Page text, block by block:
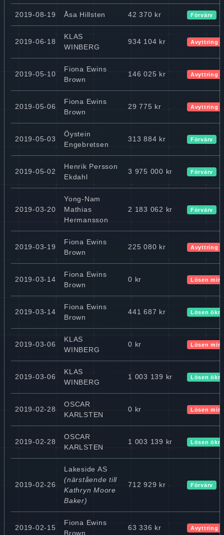
2019-08-19 Åsa Hillsten 42 370 kr Förvärv
2019-06-18
KLAS
WINBERG
934 104 kr Avyttring
2019-05-10
Fiona Ewins
Brown
146 025 kr Avyttring
2019-05-06
Fiona Ewins
Brown
29 775 kr Avyttring
2019-05-03
Öystein
Engebretsen
313 884 kr Förvärv
2019-05-02
Henrik Persson
Ekdahl
3 975 000 kr Förvärv
2019-03-20
Yong-Nam
Mathias
Hermansson
2 183 062 kr Förvärv
2019-03-19
Fiona Ewins
Brown
225 080 kr Avyttring
2019-03-14
Fiona Ewins
Brown
0 kr Lösen
2019-03-14
Fiona Ewins
Brown
441 687 kr Lösen
2019-03-06
KLAS
WINBERG
0 kr Lösen
2019-03-06
KLAS
WINBERG
1 003 139 kr Lösen
2019-02-28
OSCAR
KARLSTEN
0 kr Lösen
2019-02-28
OSCAR
KARLSTEN
1 003 139 kr Lösen
2019-02-26
Lakeside AS
(närstående till
Kathryn Moore
Baker)
712 929 kr Förvärv
2019-02-15
Fiona Ewins
Brown
63 336 kr Avyttring